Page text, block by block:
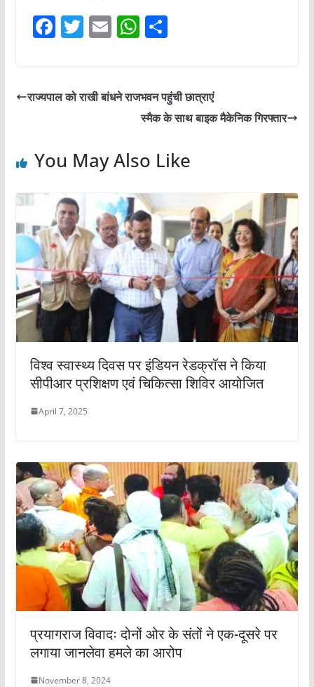
F
e
o
T
er
E
l
W
s
A
p
S
e
राज्यपाल को राखी बांधने राजभवन पहुंची छात्राएं
स्मैक के साथ बाइक मैकेनिक गिरफ्तार
You May Also Like
विश्व स्वास्थ्य दिवस पर इंडियन रेडक्रॉस ने किया
सीपीआर प्रशिक्षण एवं चिकित्सा शिविर आयोजित
April 7, 2025
प्रयागराज विवादः दोनों ओर के संतों ने एक-दूसरे पर
लगाया जानलेवा हमले का आरोप
November 8, 2024